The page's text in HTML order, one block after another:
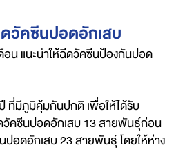
วัคซีนปอดอักเสบ
อน แนะนำให้ฉีดวัคซีนป้องกันปอด
ที่มีภูมิคุ้มกันปกติ เพื่อให้ได้รับ
วัคซีนปอดอักเสบ 13 สายพันธุ์ก่อน
อดอักเสบ 23 สายพันธุ์ โดยให้ห่าง